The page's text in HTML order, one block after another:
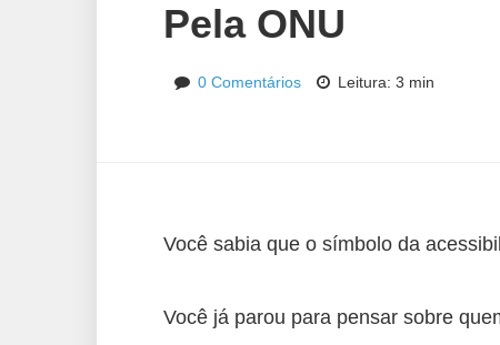
Pela ONU
0 Comentários Leitura: 3 min
Você sabia que o símbolo da
Você já parou para pensar sobre